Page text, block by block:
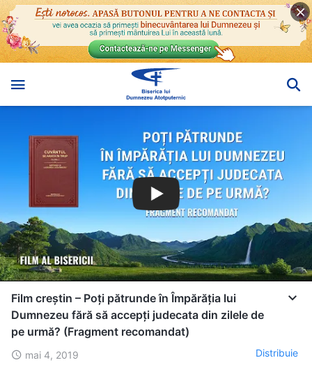
Film creștin – Poți pătrunde în Împărăția lui
Dumnezeu fără să accepți judecata din zilele de
pe urmă? (Fragment recomandat)
mai 4, 2019 Distribuie